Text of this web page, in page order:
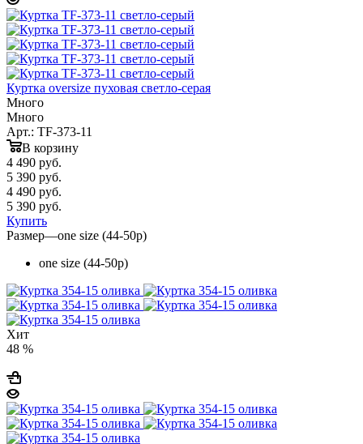
Куртка oversize пуховая светло-серая
Много
Много
Арт.: TF-373-11
В корзину
4 490 руб.
5 390 руб.
4 490 руб.
5 390 руб.
Купить
Размер—one size (44-50р)
one size (44-50р)
Хит
48 %